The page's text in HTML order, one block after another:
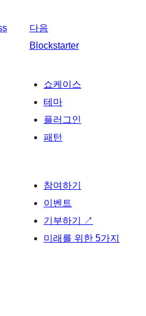
다음
Blockstarter
쇼케이스
테마
플러그인
패턴
참여하기
이벤트
기부하기
↗
미래를 위한 5가지